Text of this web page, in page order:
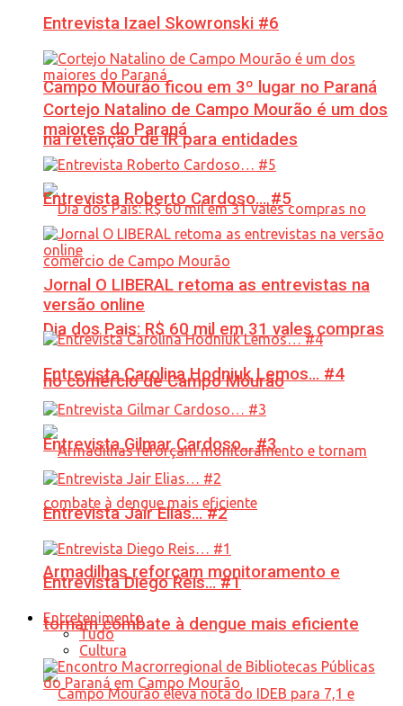
Campo Mourão ficou em 3º lugar no Paraná
na retenção de IR para entidades
Dia dos Pais: R$ 60 mil em 31 vales compras
no comércio de Campo Mourão
Armadilhas reforçam monitoramento e
tornam combate à dengue mais eficiente
Entrevista Izael Skowronski #6
Cortejo Natalino de Campo Mourão é um dos
maiores do Paraná
Entrevista Roberto Cardoso… #5
Jornal O LIBERAL retoma as entrevistas na
versão online
Entrevista Carolina Hodniuk Lemos… #4
Entrevista Gilmar Cardoso… #3
Entrevista Jair Elias… #2
Entrevista Diego Reis… #1
Entretenimento
Tudo
Cultura